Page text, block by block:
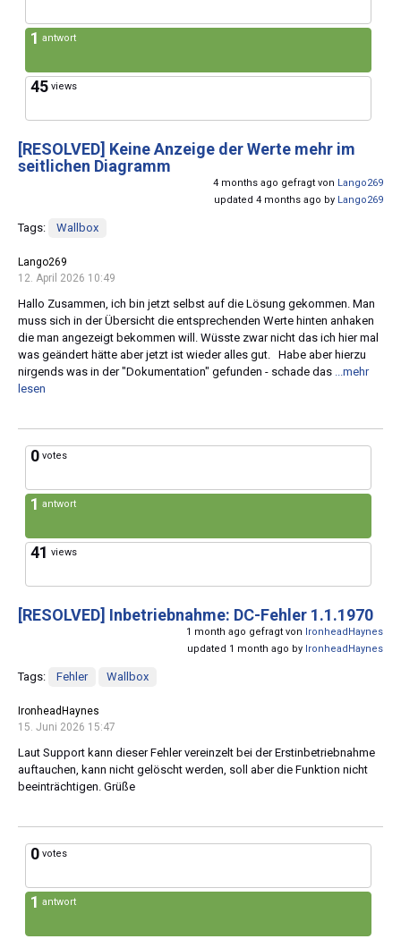
1 antwort
45 views
[RESOLVED] Keine Anzeige der Werte mehr im
seitlichen Diagramm
4 months ago gefragt von Lango269
updated 4 months ago by Lango269
Tags: Wallbox
Lango269
12. April 2026 10:49
Hallo Zusammen, ich bin jetzt selbst auf die Lösung gekommen. Man
muss sich in der Übersicht die entsprechenden Werte hinten anhaken
die man angezeigt bekommen will. Wüsste zwar nicht das ich hier mal
was geändert hätte aber jetzt ist wieder alles gut. Habe aber hierzu
nirgends was in der "Dokumentation" gefunden - schade das
...mehr
lesen
0 votes
1 antwort
41 views
[RESOLVED] Inbetriebnahme: DC-Fehler 1.1.1970
1 month ago gefragt von IronheadHaynes
updated 1 month ago by IronheadHaynes
Tags: Fehler Wallbox
IronheadHaynes
15. Juni 2026 15:47
Laut Support kann dieser Fehler vereinzelt bei der Erstinbetriebnahme
auftauchen, kann nicht gelöscht werden, soll aber die Funktion nicht
beeinträchtigen. Grüße
0 votes
1 antwort